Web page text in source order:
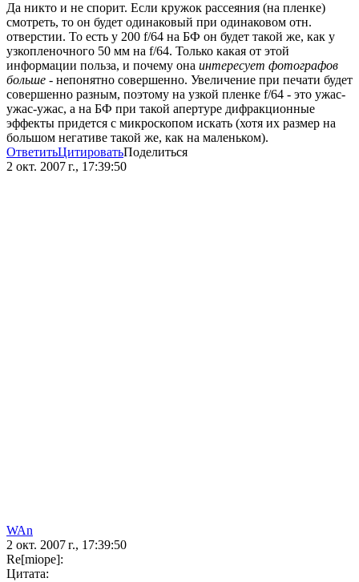
Да никто и не спорит. Если кружок рассеяния (на пленке)
смотреть, то он будет одинаковый при одинаковом отн.
отверстии. То есть у 200 f/64 на БФ он будет такой же, как у
узкопленочного 50 мм на f/64. Только какая от этой
информации польза, и почему она интересует фотографов
больше - непонятно совершенно. Увеличение при печати будет
совершенно разным, поэтому на узкой пленке f/64 - это ужас-
ужас-ужас, а на БФ при такой апертуре дифракционные
эффекты придется с микроскопом искать (хотя их размер на
большом негативе такой же, как на маленьком).
ОтветитьЦитироватьПоделиться
2 окт. 2007 г., 17:39:50
WAn
2 окт. 2007 г., 17:39:50
Re[miope]:
Цитата: